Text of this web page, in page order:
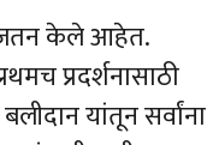
जतन केले आहेत.
प्रदर्शनासाठी
यांतून सर्वांना